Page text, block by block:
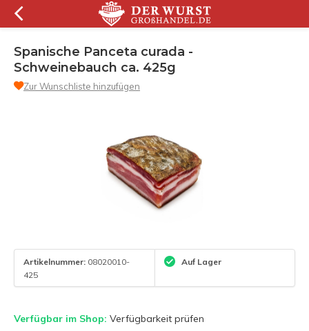
Spanische Panceta curada -
Schweinebauch ca. 425g
Zur Wunschliste hinzufügen
Artikelnummer: 08020010-
425
Auf Lager
Verfügbar im Shop: Verfügbarkeit prüfen